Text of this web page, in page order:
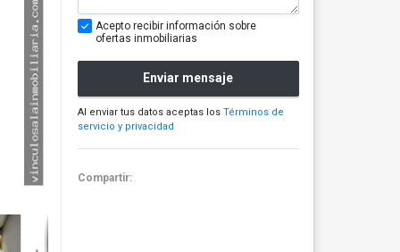
Acepto recibir información sobre
ofertas inmobiliarias
Enviar mensaje
Al enviar tus datos aceptas los Términos de
servicio y privacidad
Compartir: